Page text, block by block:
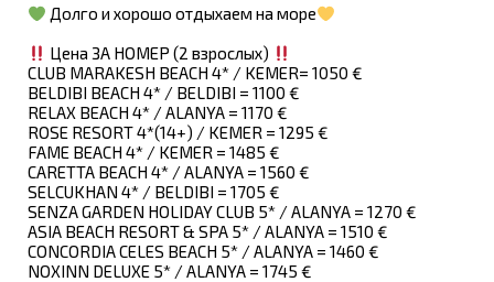
Долго и хорошо отдыхаем на море
Цена ЗА НОМЕР (2 взрослых)
CLUB MARAKESH BEACH 4* / KEMER= 1050 €
BELDIBI BEACH 4* / BELDIBI = 1100 €
RELAX BEACH 4* / ALANYA = 1170 €
ROSE RESORT 4*(14+) / KEMER = 1295 €
FAME BEACH 4* / KEMER = 1485 €
CARETTA BEACH 4* / ALANYA = 1560 €
SELCUKHAN 4* / BELDIBI = 1705 €
SENZA GARDEN HOLIDAY CLUB 5* / ALANYA = 1270 €
ASIA BEACH RESORT & SPA 5* / ALANYA = 1510 €
CONCORDIA CELES BEACH 5* / ALANYA = 1460 €
NOXINN DELUXE 5* / ALANYA = 1745 €